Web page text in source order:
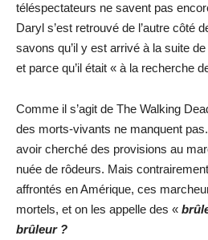
téléspectateurs ne savent pas
Daryl s’est retrouvé de l’autre côté
savons qu’il y est arrivé à la suite
et parce qu’il était « à la recherche
Comme il s’agit de The Walking
des morts-vivants ne manquent
avoir cherché des provisions au
nuée de rôdeurs. Mais
affrontés en Amérique, ces
mortels, et on les appelle des «
brûleur ?